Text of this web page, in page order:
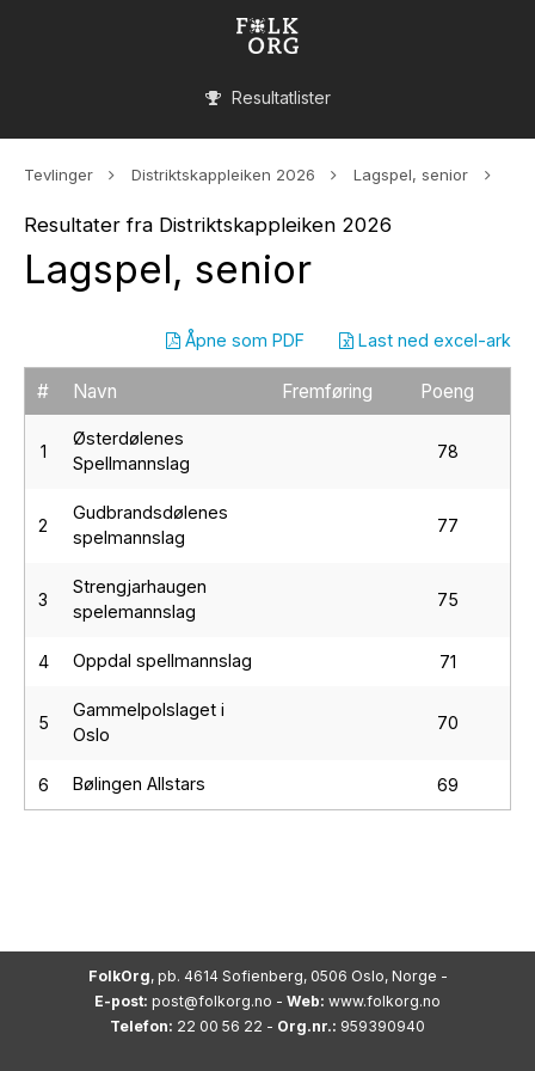
Resultatlister
Tevlinger Distriktskappleiken 2026 Lagspel, senior
Resultater fra Distriktskappleiken 2026
Lagspel, senior
Last ned excel-ark
Åpne som PDF
# Navn Fremføring Poeng
1
Østerdølenes
Spellmannslag
78
2
Gudbrandsdølenes
spelmannslag
77
3
Strengjarhaugen
spelemannslag
75
4 Oppdal spellmannslag 71
5
Gammelpolslaget i
Oslo
70
6 Bølingen Allstars 69
FolkOrg, pb. 4614 Sofienberg, 0506 Oslo, Norge -
E-post: post@folkorg.no - Web: www.folkorg.no
Telefon: 22 00 56 22 - Org.nr.: 959390940